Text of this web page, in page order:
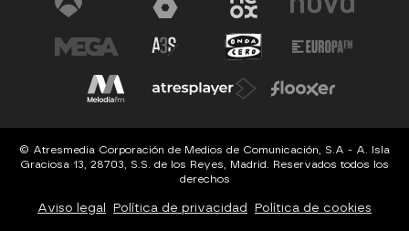
© Atresmedia Corporación de Medios de Comunicación, S.A - A. Isla
Graciosa 13, 28703, S.S. de los Reyes, Madrid. Reservados todos los
derechos
Aviso legal Política de privacidad Política de cookies